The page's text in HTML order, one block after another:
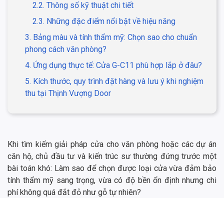
2.2. Thông số kỹ thuật chi tiết
2.3. Những đặc điểm nổi bật về hiệu năng
3. Bảng màu và tính thẩm mỹ: Chọn sao cho chuẩn
phong cách văn phòng?
4. Ứng dụng thực tế: Cửa G-C11 phù hợp lắp ở đâu?
5. Kích thước, quy trình đặt hàng và lưu ý khi nghiệm
thu tại Thịnh Vượng Door
Khi tìm kiếm giải pháp cửa cho văn phòng hoặc các dự án
căn hộ, chủ đầu tư và kiến trúc sư thường đứng trước một
bài toán khó: Làm sao để chọn được loại cửa vừa đảm bảo
tính thẩm mỹ sang trọng, vừa có độ bền ổn định nhưng chi
phí không quá đắt đỏ như gỗ tự nhiên?